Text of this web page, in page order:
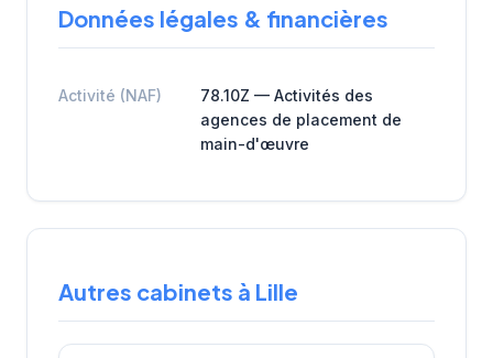
Données légales & financières
Activité (NAF)
78.10Z — Activités des
agences de placement de
main-d'œuvre
Autres cabinets à Lille